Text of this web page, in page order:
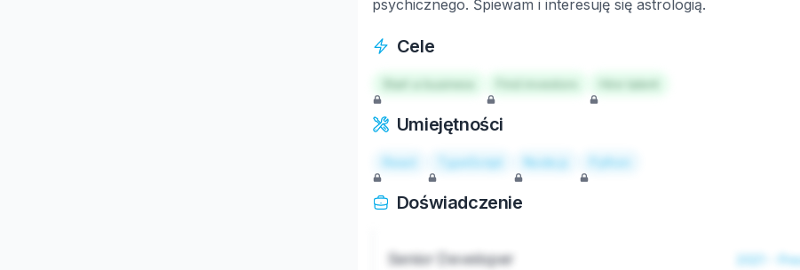
psychicznego. Śpiewam i interesuję się astrologią.
Cele
Start a business Hire talent
Umiejętności
React TypeScript Node.js Python
Doświadczenie
Senior Developer 2021 -